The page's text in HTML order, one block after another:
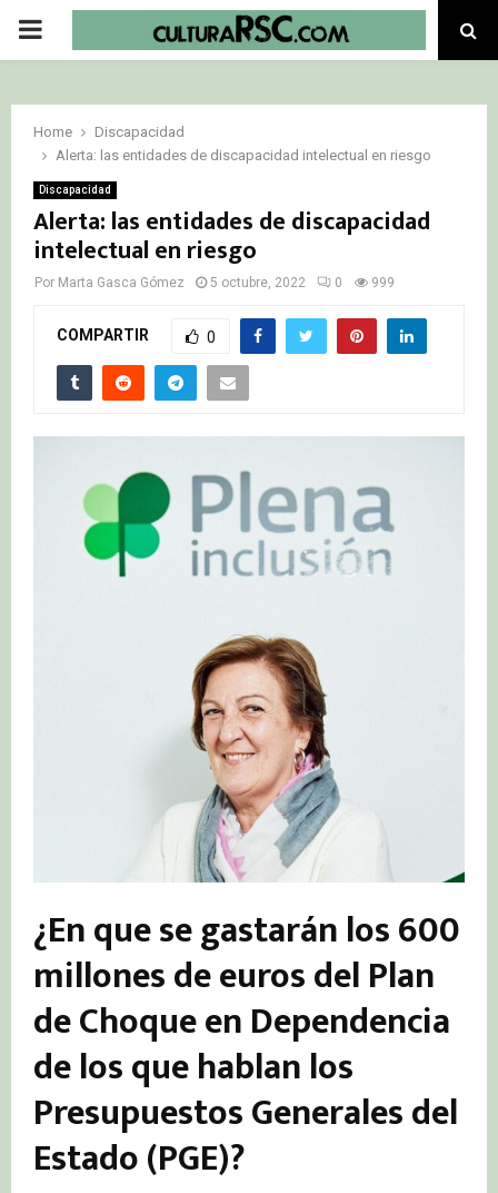
PRIMARY
Home
Discapacidad
Alerta: las entidades de discapacidad intelectual en riesgo
Discapacidad
Alerta: las entidades de discapacidad
intelectual en riesgo
Por Marta Gasca Gómez 5 octubre, 2022 0 999
COMPARTIR 0
¿En que se gastarán los 600
millones de euros del Plan
de Choque en Dependencia
de los que hablan los
Presupuestos Generales del
Estado (PGE)?